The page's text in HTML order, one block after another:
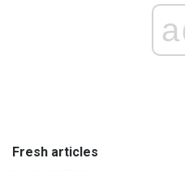
Fresh articles